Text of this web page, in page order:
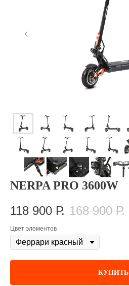
NERPA PRO 3600W
118 900 Р. 168 900 Р.
Цвет элементов
КУПИТЬ